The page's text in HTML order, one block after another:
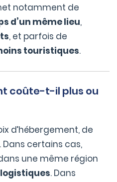
notamment de
d’un même lieu,
, et parfois de
touristiques.
coûte-t-il plus ou
d’hébergement, de
certains cas,
une même région
. Dans